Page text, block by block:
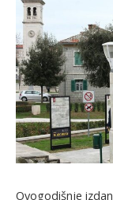
Ovogodišnje